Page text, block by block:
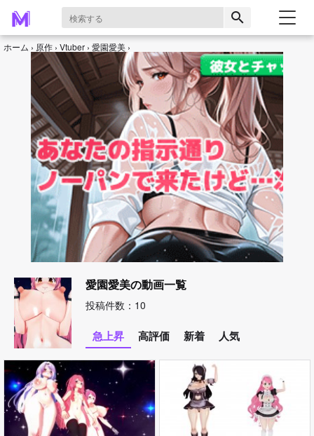
search
ホーム 原作 Vtuber 愛園愛美
愛園愛美の動画一覧
投稿件数：10
急上昇 高評価 新着 人気